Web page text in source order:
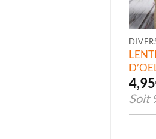
4,95
Soit